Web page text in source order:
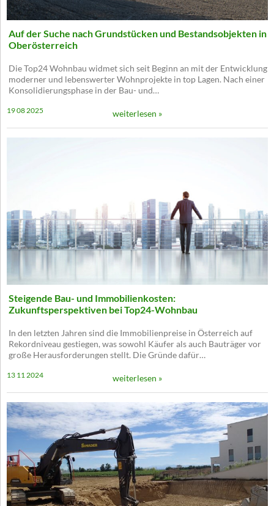
Auf der Suche nach Grundstücken und Bestandsobjekten in
Oberösterreich
Die Top24 Wohnbau widmet sich seit Beginn an mit der Entwicklung
moderner und lebenswerter Wohnprojekte in top Lagen. Nach einer
Konsolidierungsphase in der Bau- und…
weiterlesen »
19 08 2025
Steigende Bau- und Immobilienkosten:
Zukunftsperspektiven bei Top24-Wohnbau
In den letzten Jahren sind die Immobilienpreise in Österreich auf
Rekordniveau gestiegen, was sowohl Käufer als auch Bauträger vor
große Herausforderungen stellt. Die Gründe dafür…
weiterlesen »
13 11 2024